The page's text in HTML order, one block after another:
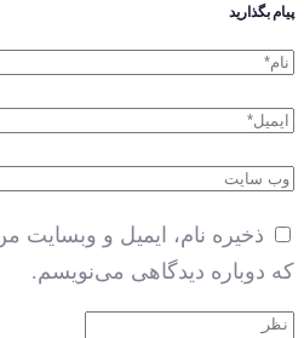
پیام بگذارید
ذخیره نام، ایمیل و وبسایت
که دوباره دیدگاهی می‌نویسم.